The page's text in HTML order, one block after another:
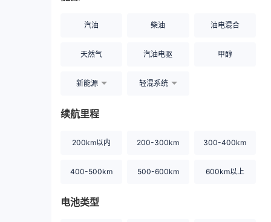
汽油 柴油 油电混合
天然气 汽油电驱 甲醇
新能源 轻混系统
续航里程
200km以内 200-300km 300-400km
400-500km 500-600km 600km以上
电池类型